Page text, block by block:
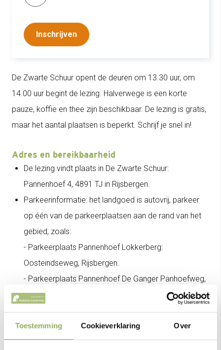
Toestemming Cookieverklaring Over
Inschrijven
De Zwarte Schuur opent de deuren om 13.30 uur, om
14.00 uur begint de lezing. Halverwege is een korte
pauze, koffie en thee zijn beschikbaar. De lezing is gratis,
maar het aantal plaatsen is beperkt. Schrijf je snel in!
Adres en bereikbaarheid
De lezing vindt plaats in De Zwarte Schuur:
Pannenhoef 4, 4891 TJ in Rijsbergen.
Parkeerinformatie: het landgoed is autovrij, parkeer
op één van de parkeerplaatsen aan de rand van het
gebied, zoals:
- Parkeerplaats Pannenhoef Lokkerberg:
Oosteindseweg, Rijsbergen.
- Parkeerplaats Pannenhoef De Ganger Panhoefweg,
Zundert.
Let op: Parkeerplaats Het Vaartven
(Pannenhoefsebaan, Rijsbergen) is waarschijnlijk nog
afgesloten.